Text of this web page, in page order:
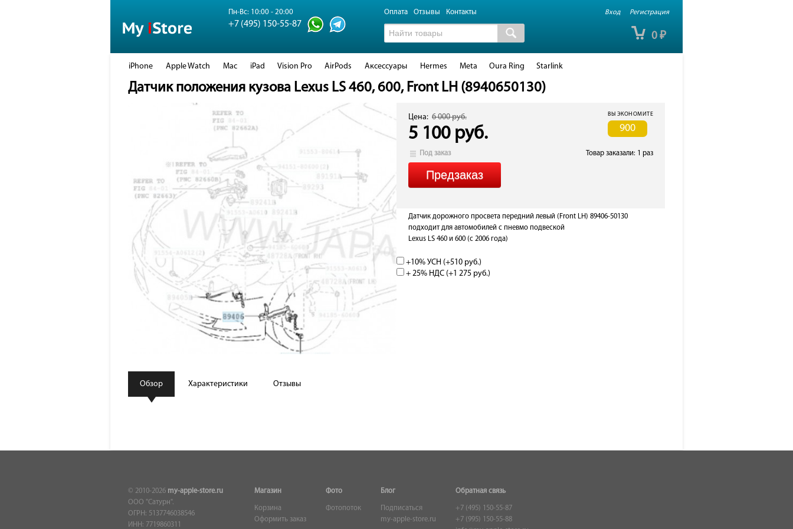
Вход Регистрация
Пн-Вс: 10:00 - 20:00
+7 (495) 150-55-87
Оплата Отзывы Контакты
0 ₽
iPhone Apple Watch Mac iPad Vision Pro AirPods Аксессуары Hermes Meta Oura Ring Starlink
Датчик положения кузова Lexus LS 460, 600, Front LH (8940650130)
Цена: 6 000 руб. ВЫ ЭКОНОМИТЕ
900
5 100 руб.
Под заказ Товар заказали: 1 раз
Датчик дорожного просвета передний левый (Front LH) 89406-50130
подходит для автомобилей с пневмо подвеской
Lexus LS 460 и 600 (с 2006 года)
+10% УСН (+510 руб.)
+ 25% НДС (+1 275 руб.)
Обзор Характеристики Отзывы
© 2010-2026 my-apple-store.ru
ООО "Сатурн".
ОГРН: 5137746038546
ИНН: 7719860311
Магазин
Корзина
Оформить заказ
Фото
Фотопоток
Блог
Подписаться
my-apple-store.ru
Обратная связь
+7 (495) 150-55-87
+7 (995) 150-55-88